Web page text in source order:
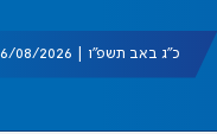
כ"ג באב תשפ"ו | 06/08/2026